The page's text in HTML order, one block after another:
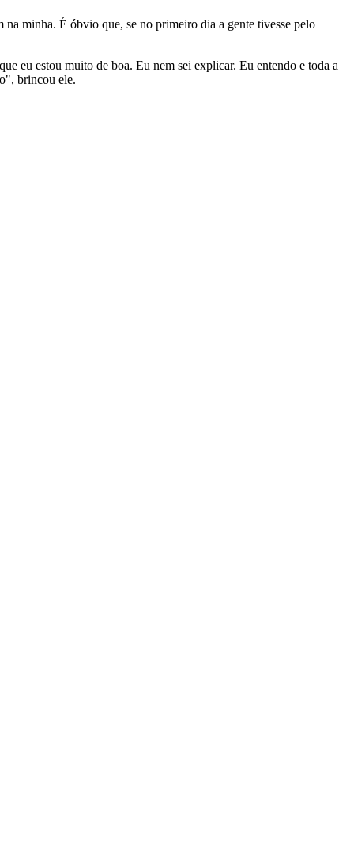
minha. É óbvio que, se no primeiro dia a gente tivesse pelo
eu estou muito de boa. Eu nem sei explicar. Eu entendo e toda a
brincou ele.